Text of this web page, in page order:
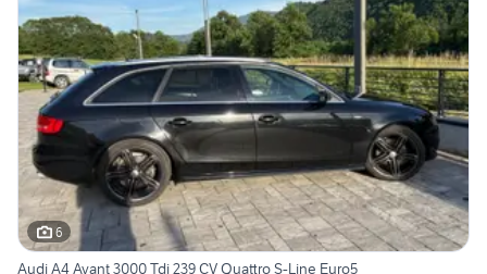
6
Audi A4 Avant 3000 Tdi 239 CV Quattro S-Line Euro5